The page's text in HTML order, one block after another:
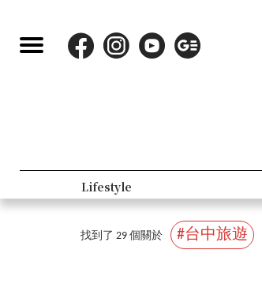
Fashion
找到了 29 個關於 #台中旅遊